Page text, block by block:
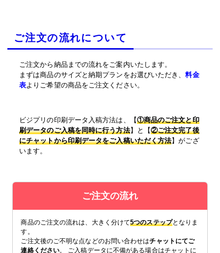
ご注文の流れについて
ご注文から納品までの流れをご案内いたします。
まずは商品のサイズと納期プランをお選びいただき、料金
表よりご希望の商品をご注文ください。
ビジプリの印刷データ入稿方法は、【①商品のご注文と印
刷データのご入稿を同時に行う方法】と【②ご注文完了後
にチャットから印刷データをご入稿いただく方法】がござ
います。
ご注文の流れ
商品のご注文の流れは、大きく分けて5つのステップとなりま
す。
ご注文後のご不明な点などのお問い合わせはチャットにてご
連絡ください。 ご入稿データに不備がある場合はチャットに